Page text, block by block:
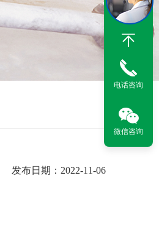
发布日期：2022-11-06
电话咨询
微信咨询